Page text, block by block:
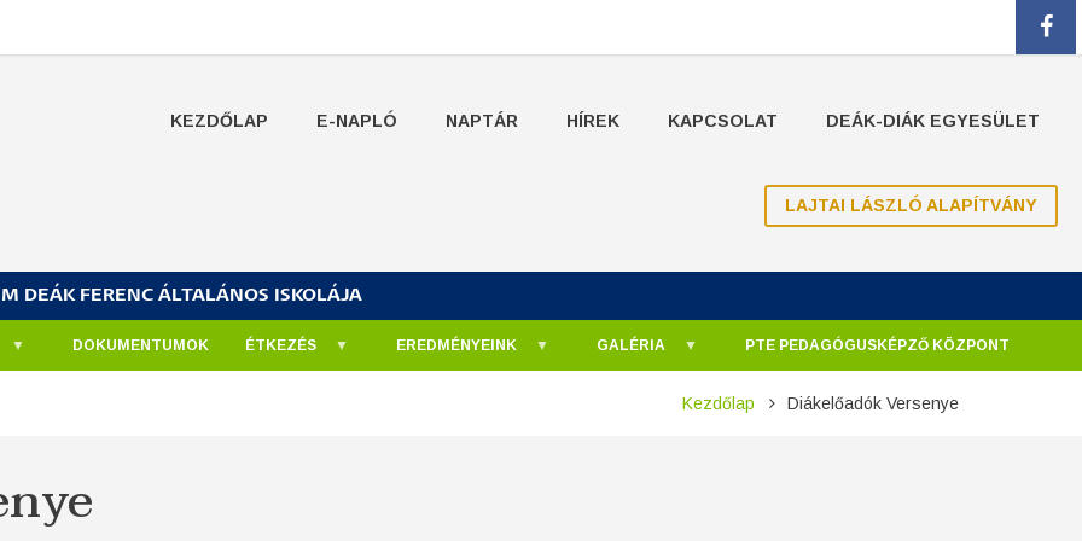
KEZDŐLAP E-NAPLÓ NAPTÁR HÍREK KAPCSOLAT DEÁK-DIÁK EGYESÜLET
LAJTAI LÁSZLÓ ALAPÍTVÁNY
DEÁK FERENC ÁLTALÁNOS ISKOLÁJA
DOKUMENTUMOK ÉTKEZÉS EREDMÉNYEINK GALÉRIA PTE PEDAGÓGUSKÉPZŐ KÖZPONT
Kezdőlap Diákelőadók Versenye